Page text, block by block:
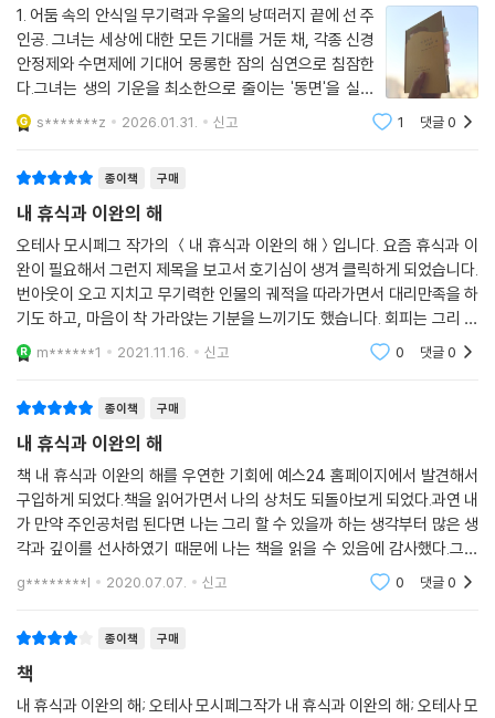
1. 어둠 속의 안식일 무기력과 우울의 낭떠러지 끝에 선 주
인공. 그녀는 세상에 대한 모든 기대를 거둔 채, 각종 신경
안정제와 수면제에 기대어 몽롱한 잠의 심연으로 침잠한
다.그녀는 생의 기운을 최소한으로 줄이는 '동면'을 실행
한다. 그녀는 이 기나긴 잠의 터널을 통과하는 순간, 과거
의 잔해로부터 완전히 해방될 것이라 믿는다. 잠의 끝에서
s*******z 2026.01.31. 신고 1 댓글0
종이책 구매
내 휴식과 이완의 해
오테사 모시페그 작가의 ＜내 휴식과 이완의 해＞입니다. 요즘 휴식과 이
완이 필요해서 그런지 제목을 보고서 호기심이 생겨 클릭하게 되었습니다.
번아웃이 오고 지치고 무기력한 인물의 궤적을 따라가면서 대리만족을 하
기도 하고, 마음이 착 가라앉는 기분을 느끼기도 했습니다. 회피는 그리 추
천되는 덕목이 아니지만 완전히 버튼을 오프하듯이 맘먹고 동굴에 들어가
는 경험이 부럽기
m******1 2021.11.16. 신고 0 댓글0
종이책 구매
내 휴식과 이완의 해
책 내 휴식과 이완의 해를 우연한 기회에 예스24 홈페이지에서 발견해서
구입하게 되었다.책을 읽어가면서 나의 상처도 되돌아보게 되었다.과연 내
가 만약 주인공처럼 된다면 나는 그리 할 수 있을까 하는 생각부터 많은 생
각과 깊이를 선사하였기 때문에 나는 책을 읽을 수 있음에 감사했다.그리
고 책의 내용이 어렵지 않게 되어 있기 때문에 단숨에 책 한권을 읽을 수 있
었다.그녀의 또
g********l 2020.07.07. 신고 0 댓글0
종이책 구매
책
내 휴식과 이완의 해; 오테사 모시페그작가 내 휴식과 이완의 해; 오테사 모